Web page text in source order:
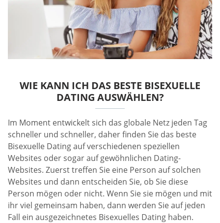
WIE KANN ICH DAS BESTE BISEXUELLE
DATING AUSWÄHLEN?
Im Moment entwickelt sich das globale Netz jeden Tag
schneller und schneller, daher finden Sie das beste
Bisexuelle Dating auf verschiedenen speziellen
Websites oder sogar auf gewöhnlichen Dating-
Websites. Zuerst treffen Sie eine Person auf solchen
Websites und dann entscheiden Sie, ob Sie diese
Person mögen oder nicht. Wenn Sie sie mögen und mit
ihr viel gemeinsam haben, dann werden Sie auf jeden
Fall ein ausgezeichnetes Bisexuelles Dating haben.